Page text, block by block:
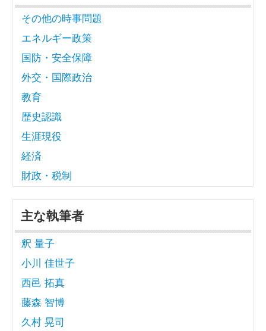
その他の時事問題
エネルギー政策
国防・安全保障
外交・国際政治
教育
歴史認識
生涯現役
経済
財政・税制
主な執筆者
釈 量子
小川 佳世子
西邑 拓真
藤森 智博
久村 晃司